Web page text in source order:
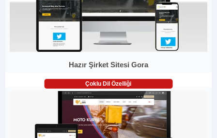
Hazır Şirket Sitesi Gora
Çoklu Dil Özelliği